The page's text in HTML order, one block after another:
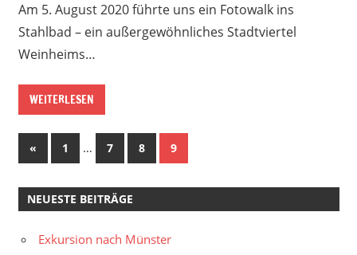
Am 5. August 2020 führte uns ein Fotowalk ins
Stahlbad – ein außergewöhnliches Stadtviertel
Weinheims…
WEITERLESEN
Seitennummerierung
Beiträge
«Vorherige
Beiträge
1 … 7 8 9
NEUESTE BEITRÄGE
Exkursion nach Münster